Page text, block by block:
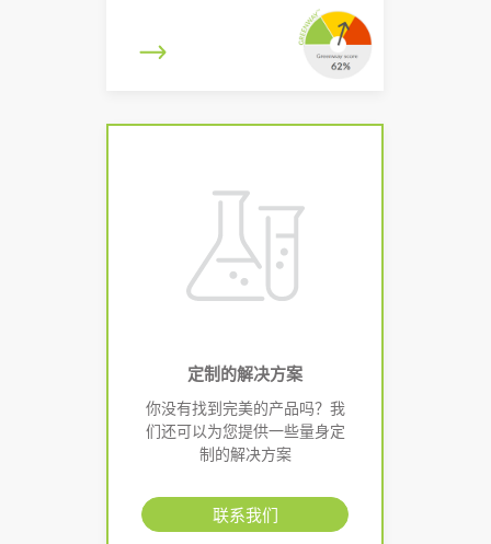
定制的解决方案
你没有找到完美的产品吗？我
们还可以为您提供一些量身定
制的解决方案
联系我们